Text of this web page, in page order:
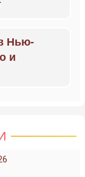
Нью-
и